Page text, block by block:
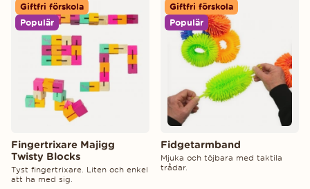
Giftfri förskola
Populär
Fingertrixare Majigg
Twisty Blocks
Tyst fingertrixare. Liten och enkel
att ha med sig.
Giftfri förskola
Populär
Fidgetarmband
Mjuka och töjbara med taktila
trådar.